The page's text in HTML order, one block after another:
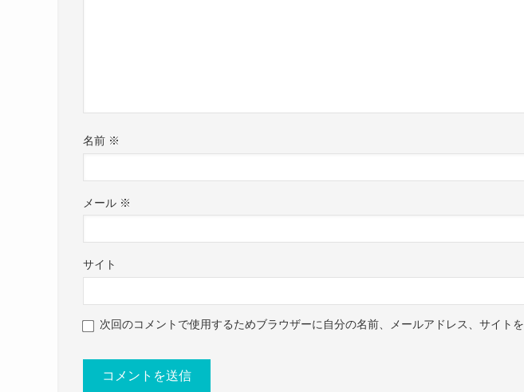
さいたま市立大宮西高等学校はさいたま市にあった高校で、
クー
比較的頭のいい高校のようです。
名前 ※
メール ※
サイト
次回のコメントで使用するためブラウザーに自分の名前、メールアドレス、サイトを